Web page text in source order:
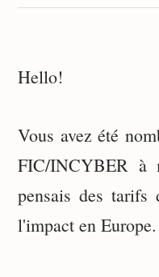
Hello!
Vous avez été
FIC/INCYBER à
pensais des tarifs
l'impact en Europe.